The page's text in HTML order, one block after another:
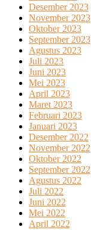
Desember 2023
November 2023
Oktober 2023
September 2023
Agustus 2023
Juli 2023
Juni 2023
Mei 2023
April 2023
Maret 2023
Februari 2023
Januari 2023
Desember 2022
November 2022
Oktober 2022
September 2022
Agustus 2022
Juli 2022
Juni 2022
Mei 2022
April 2022